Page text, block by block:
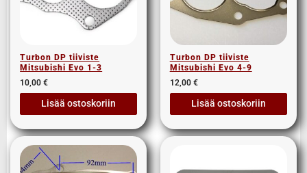
Turbon DP tiiviste
Mitsubishi Evo 1-3
10,00€
Lisää ostoskoriin
Turbon DP tiiviste
Mitsubishi Evo 4-9
12,00 €
Lisää ostoskoriin